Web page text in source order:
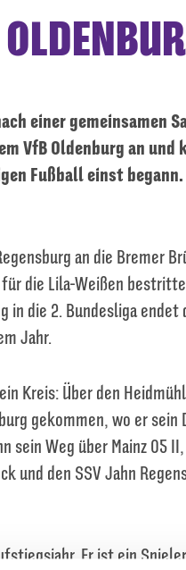
einer gemeinsamen
VfB Oldenburg an
Fußball einst
an die Bremer
die Lila-Weißen
in die 2. Bundesliga endet
Jahr.
Kreis: Über den
gekommen, wo er sein
Weg über Mainz 05
und den SSV Jahn
Er ist ein